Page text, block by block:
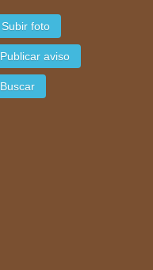
Subir foto
Publicar aviso
Buscar